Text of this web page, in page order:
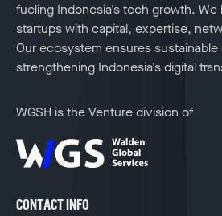
fueling Indonesia’s tech growth.
startups with capital, expertise,
Our ecosystem ensures
strengthening Indonesia’s digital
WGSH is the Venture division of
CONTACT INFO